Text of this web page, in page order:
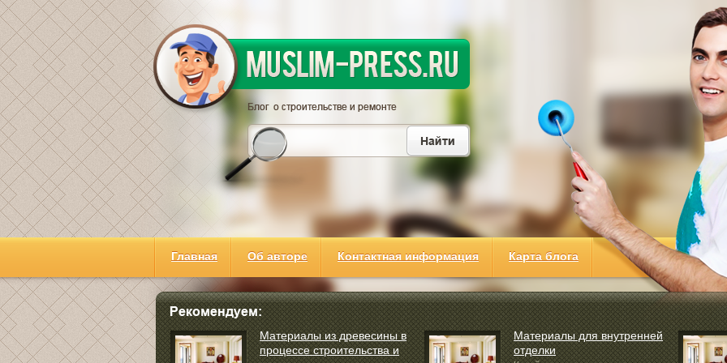
Главная Об авторе Контактная информация Карта блога
Материалы из древесины в
процессе строительства и
Материалы для внутренней
отделки